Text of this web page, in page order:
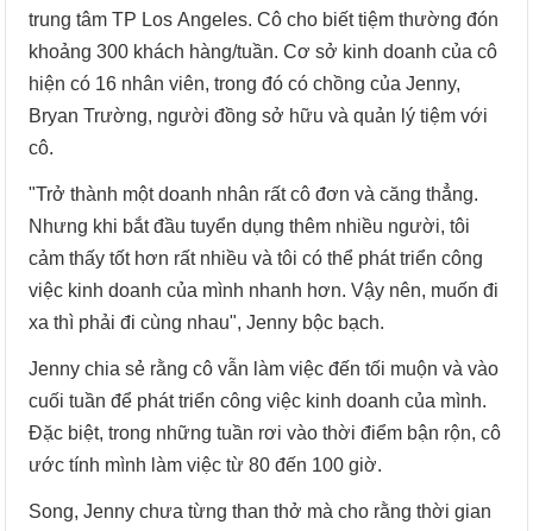
trung tâm TP Los Angeles. Cô cho biết tiệm thường đón
khoảng 300 khách hàng/tuần. Cơ sở kinh doanh của cô
hiện có 16 nhân viên, trong đó có chồng của Jenny,
Bryan Trường, người đồng sở hữu và quản lý tiệm với
cô.
"Trở thành một doanh nhân rất cô đơn và căng thẳng.
Nhưng khi bắt đầu tuyển dụng thêm nhiều người, tôi
cảm thấy tốt hơn rất nhiều và tôi có thể phát triển công
việc kinh doanh của mình nhanh hơn. Vậy nên, muốn đi
xa thì phải đi cùng nhau", Jenny bộc bạch.
Jenny chia sẻ rằng cô vẫn làm việc đến tối muộn và vào
cuối tuần để phát triển công việc kinh doanh của mình.
Đặc biệt, trong những tuần rơi vào thời điểm bận rộn, cô
ước tính mình làm việc từ 80 đến 100 giờ.
Song, Jenny chưa từng than thở mà cho rằng thời gian